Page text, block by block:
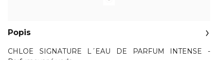
Popis
CHLOE SIGNATURE L´EAU DE PARFUM INTENSE -